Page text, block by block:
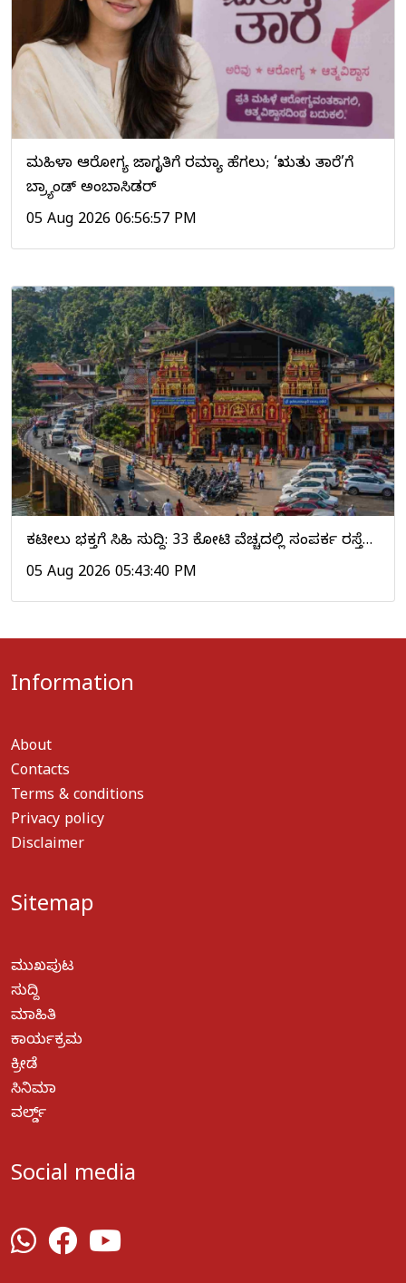
ಮಹಿಳಾ ಆರೋಗ್ಯ ಜಾಗೃತಿಗೆ ರಮ್ಯಾ ಹೆಗಲು; ‘ಋತು ತಾರೆ’ಗೆ
ಬ್ರ್ಯಾಂಡ್ ಅಂಬಾಸಿಡರ್
05 Aug 2026 06:56:57 PM
ಕಟೀಲು ಭಕ್ತರಿಗೆ ಸಿಹಿ ಸುದ್ದಿ: ₹33 ಕೋಟಿ ವೆಚ್ಚದಲ್ಲಿ ಸಂಪರ್ಕ ರಸ್ತೆ…
05 Aug 2026 05:43:40 PM
Information
About
Contacts
Terms & conditions
Privacy policy
Disclaimer
Sitemap
ಮುಖಪುಟ
ಸುದ್ದಿ
ಮಾಹಿತಿ
ಕಾರ್ಯಕ್ರಮ
ಕ್ರೀಡೆ
ಸಿನಿಮಾ
ವರ್ಲ್ಡ್
Social media